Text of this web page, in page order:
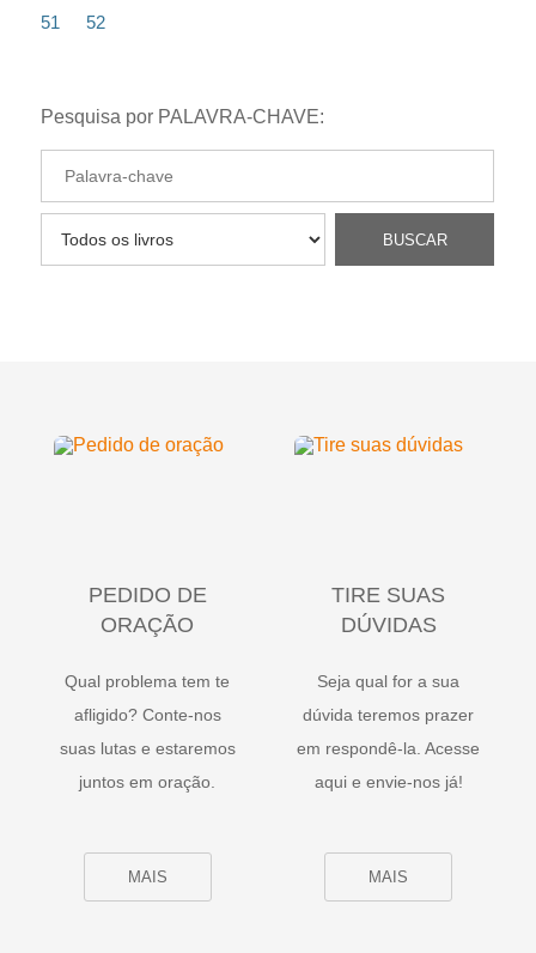
51 52
Pesquisa por PALAVRA-CHAVE:
PEDIDO DE
ORAÇÃO
Qual problema tem te
afligido? Conte-nos
suas lutas e estaremos
juntos em oração.
MAIS
TIRE SUAS
DÚVIDAS
Seja qual for a sua
dúvida teremos prazer
em respondê-la. Acesse
aqui e envie-nos já!
MAIS